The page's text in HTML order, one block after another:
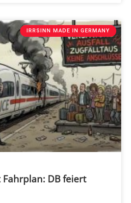
IRRSINN MADE IN GERMANY
Fahrplan: DB feiert